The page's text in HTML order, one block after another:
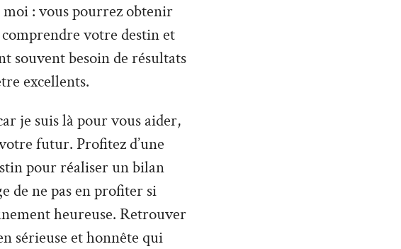
: vous pourrez obtenir
votre destin et
souvent besoin de résultats
excellents.
je suis là pour vous aider,
futur. Profitez d’une
pour réaliser un bilan
de ne pas en profiter si
heureuse. Retrouver
sérieuse et honnête qui